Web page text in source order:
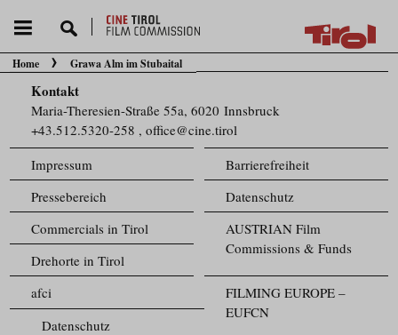
Sie befinden sich hier:
Home Grawa Alm im Stubaital
Kontakt
Maria-Theresien-Straße 55a, 6020 Innsbruck
+43.512.5320-258 ,office@cine.tirol
Impressum
Barrierefreiheit
Pressebereich
Datenschutz
Commercials in Tirol
AUSTRIAN Film
Commissions & Funds
Drehorte in Tirol
FILMING EUROPE –
EUFCN
afci
Datenschutz